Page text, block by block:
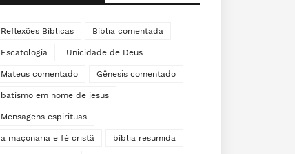
Reflexões Bíblicas Bíblia comentada
Escatologia Unicidade de Deus
Mateus comentado Gênesis comentado
batismo em nome de jesus
Mensagens espirituas
a maçonaria e fé cristã bíblia resumida